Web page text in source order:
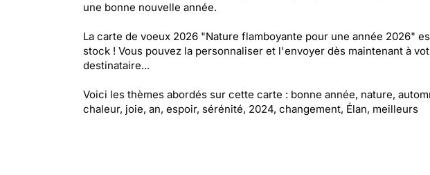
une bonne nouvelle année.
La carte de voeux 2026 "Nature flamboyante pour une année 2026"
stock ! Vous pouvez la personnaliser et l'envoyer dès maintenant à
destinataire...
Voici les thèmes abordés sur cette carte : bonne année, nature,
chaleur, joie, an, espoir, sérénité, 2024, changement, Élan, meilleurs